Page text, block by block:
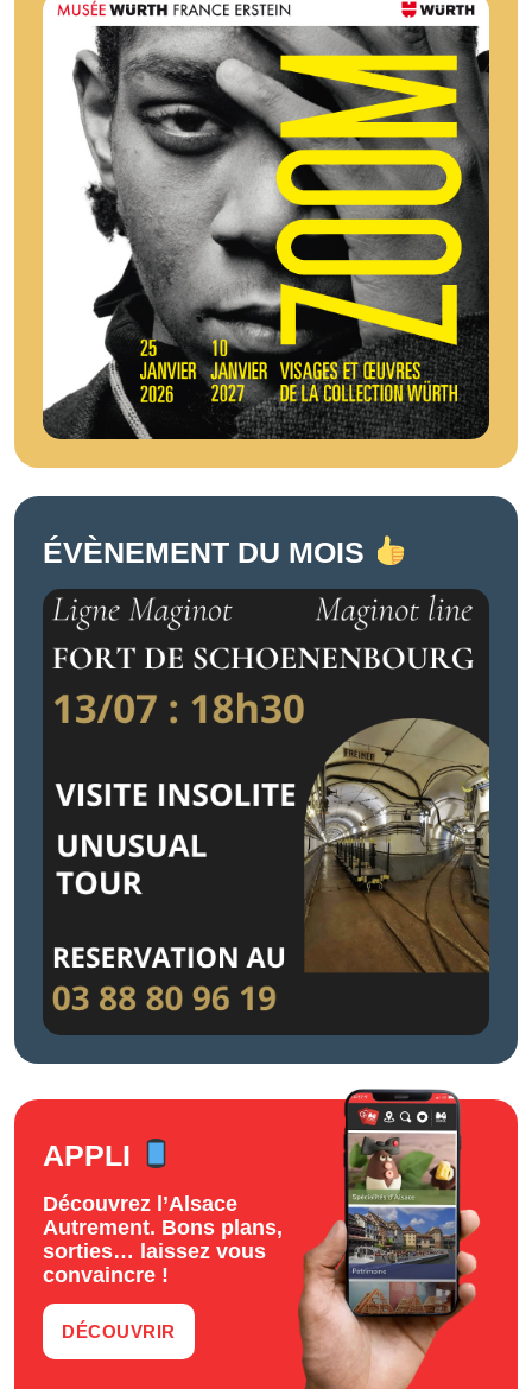
ÉVÈNEMENT DU MOIS
APPLI
Découvrez l’Alsace
Autrement. Bons plans,
sorties… laissez vous
convaincre !
DÉCOUVRIR